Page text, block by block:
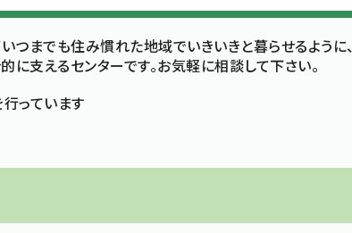
までも住み慣れた地域でいきいきと暮らせるように
に支えるセンターです。お気軽に相談して下さい。
っています